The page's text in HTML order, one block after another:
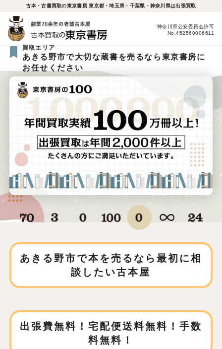
古本・古書買取の東京書房 東京都・埼玉県・千葉県・神奈川県は出張買取
神奈川県公安委員会許可
No.452560006611
買取エリア
あきる野市で大切な蔵書を売るなら東京書房に
お任せください
あきる野市で本を売るなら 最初に相
談したい古本屋
出張費無料！宅配便送料無料！手数
料無料！